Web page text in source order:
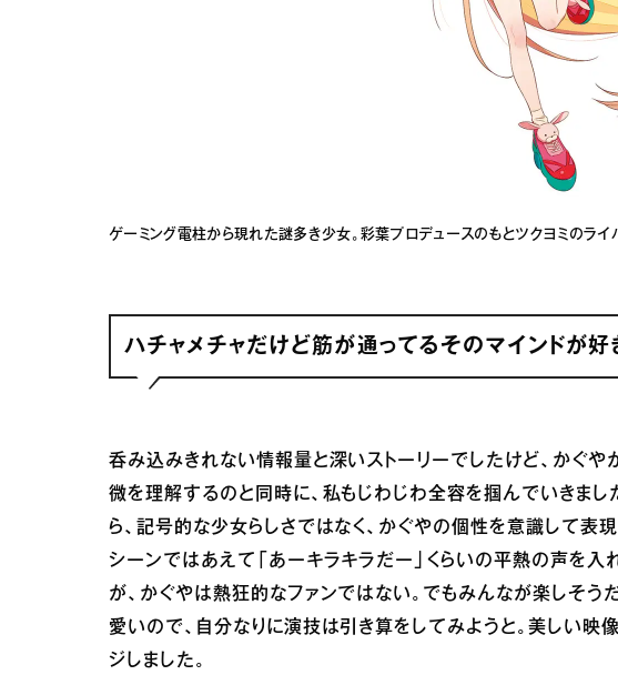
ゲーミング電柱から現れた謎多き少女。彩葉プロデュースのもとツクヨミのライ
ハチャメチャだけど筋が通ってるそのマインドが好
呑み込みきれない情報量と深いストーリーでしたけど、かぐや
微を理解するのと同時に、私もじわじわ全容を掴んでいきま
ら、記号的な少女らしさではなく、かぐやの個性を意識して表
シーンではあえて「あーキラキラだー」くらいの平熱の声を入
が、かぐやは熱狂的なファンではない。でもみんなが楽しそう
愛いので、自分なりに演技は引き算をしてみようと。美しい映
ジしました。